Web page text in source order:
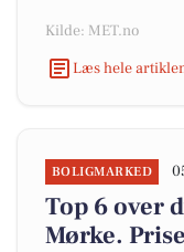
Kilde: MET.no
Læs hele
BOLIGMARKED
Top 6 over
Mørke.